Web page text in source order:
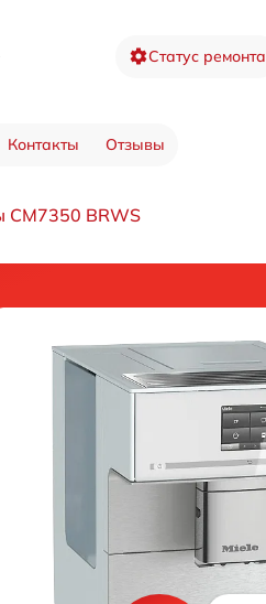
Статус ремонта
Контакты Отзывы
BRWS